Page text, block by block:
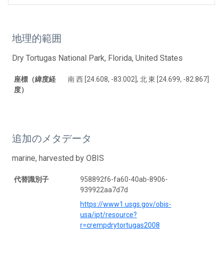
地理的範囲
Dry Tortugas National Park, Florida, United States
座標（緯度経
度）
南 西 [24.608, -83.002], 北 東 [24.699, -82.867]
追加のメタデータ
marine, harvested by OBIS
代替識別子
958892f6-fa60-40ab-8906-
939922aa7d7d
https://www1.usgs.gov/obis-
usa/ipt/resource?
r=crempdrytortugas2008